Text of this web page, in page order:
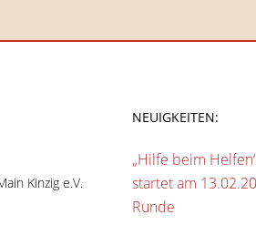
Kinzig e.V.
NEUIGKEITEN:
„Hilfe beim
startet am
Runde